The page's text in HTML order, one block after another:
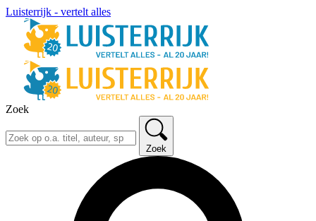
Luisterrijk - vertelt alles
Zoek
Zoek